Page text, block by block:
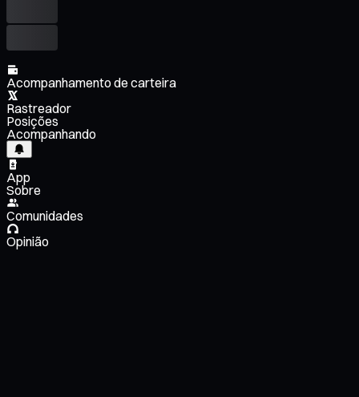
Acompanhamento de carteira
Rastreador
Posições
Acompanhando
App
Sobre
Comunidades
Opinião